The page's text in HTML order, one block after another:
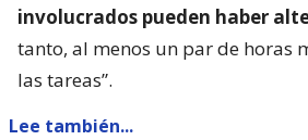
involucrados pueden haber
tanto, al menos un par de horas
las tareas”.
Lee también...